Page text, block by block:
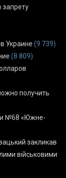
запрету
Украине (9 739)
(8 809)
получить
№68 «Южне-
закликав
військовими